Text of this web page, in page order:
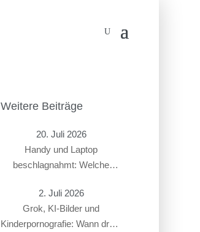
Weitere Beiträge
20. Juli 2026
Handy und Laptop
beschlagnahmt: Welche
2. Juli 2026
Grok, KI-Bilder und
Kinderpornografie: Wann droht